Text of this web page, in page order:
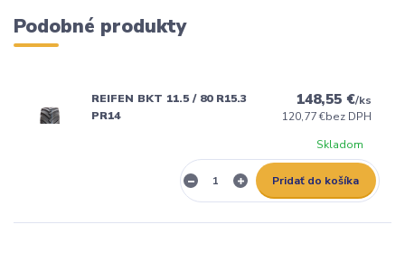
Podobné produkty
REIFEN BKT 11.5 / 80 R15.3
PR14
148,55 €/ks
120,77 €bez DPH
Skladom
Pridať do košíka